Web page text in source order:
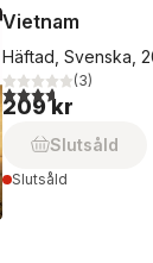
Vietnam
Häftad, Svenska,
3,7utav 5 stjärnor.
(3)
209 kr
Slutsåld
Slutsåld